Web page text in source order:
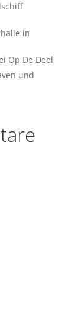
in
Op De Deel
und